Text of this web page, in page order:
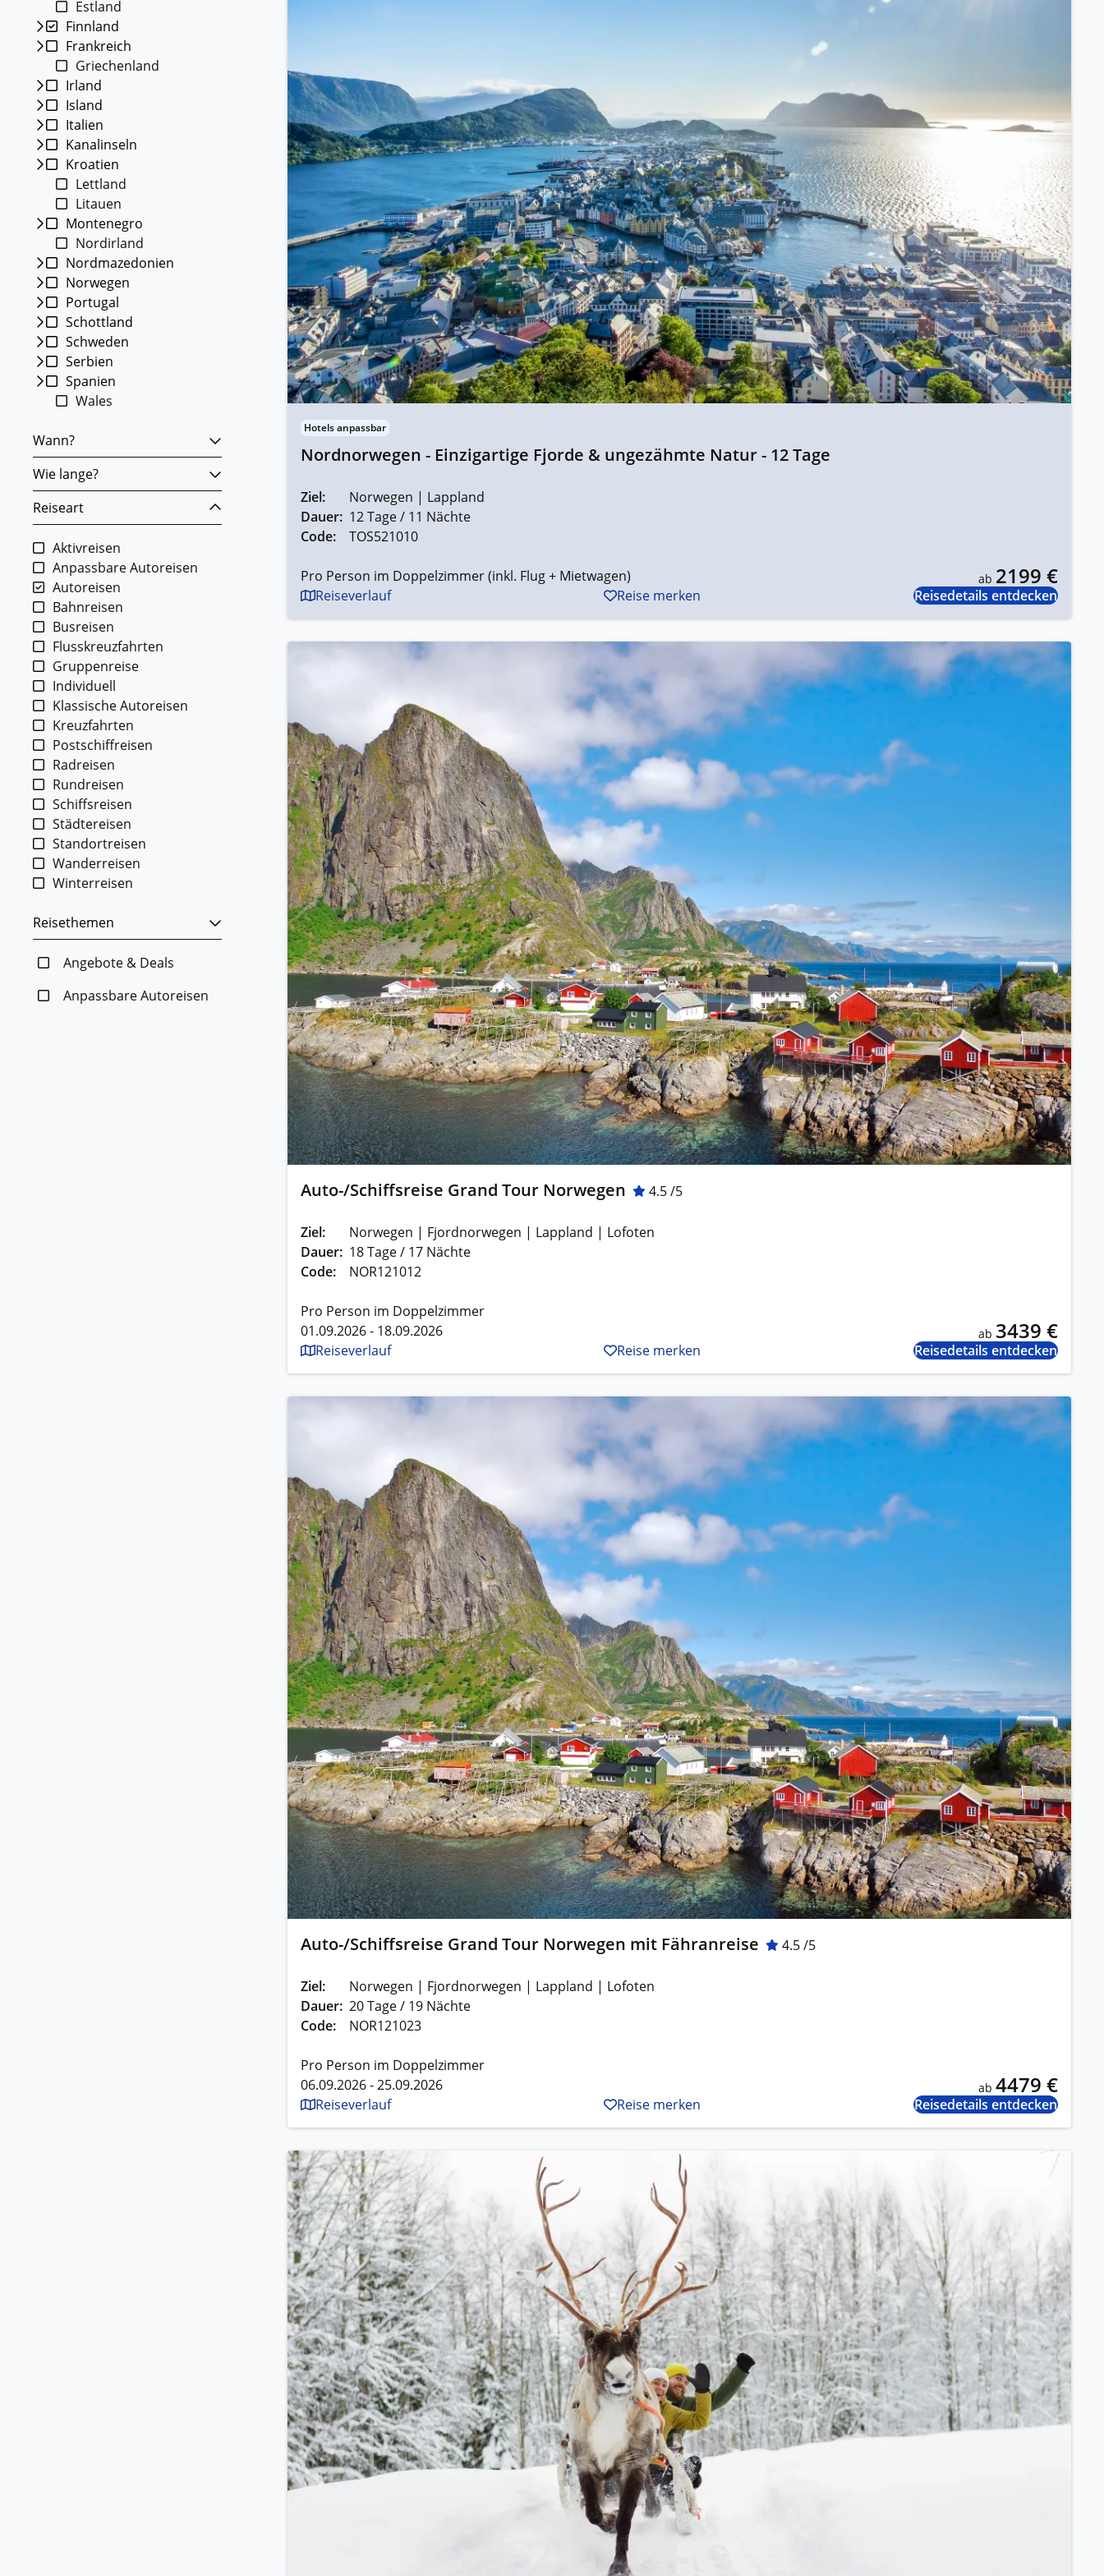
Alle Gruppenreisen
Estland
Finnland
Frankreich
Griechenland
Irland
Island
Italien
Kanalinseln
Kroatien
Lettland
Litauen
Montenegro
Nordirland
Nordmazedonien
Norwegen
Portugal
Schottland
Schweden
Serbien
Spanien
Wales
Wann?
Wie lange?
Reiseart
Aktivreisen
Anpassbare Autoreisen
Autoreisen
Bahnreisen
Busreisen
Flusskreuzfahrten
Gruppenreise
Individuell
Klassische Autoreisen
Kreuzfahrten
Postschiffreisen
Radreisen
Rundreisen
Schiffsreisen
Städtereisen
Standortreisen
Wanderreisen
Winterreisen
Reisethemen
Angebote & Deals
Anpassbare Autoreisen
Hotels anpassbar
Nordnorwegen - Einzigartige Fjorde & ungezähmte Natur - 12 Tage
Ziel:
Norwegen | Lappland
Dauer: 12 Tage / 11 Nächte
Code:
TOS521010
Pro Person im Doppelzimmer (inkl. Flug + Mietwagen) ab 2199 €
Reiseverlauf Reise merken Reisedetails entdecken
Auto-/Schiffsreise Grand Tour Norwegen 4.5 /5
Ziel:
Norwegen | Fjordnorwegen | Lappland | Lofoten
Dauer: 18 Tage / 17 Nächte
Code:
NOR121012
Pro Person im Doppelzimmer
01.09.2026 - 18.09.2026
ab 3439 €
Reiseverlauf Reise merken Reisedetails entdecken
Auto-/Schiffsreise Grand Tour Norwegen mit Fähranreise 4.5 /5
Ziel:
Norwegen | Fjordnorwegen | Lappland | Lofoten
Dauer: 20 Tage / 19 Nächte
Code:
NOR121023
Pro Person im Doppelzimmer
06.09.2026 - 25.09.2026
ab 4479 €
Reiseverlauf Reise merken Reisedetails entdecken